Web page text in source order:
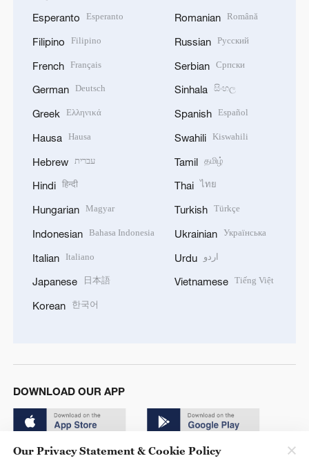
Esperanto Esperanto
Filipino Filipino
French Français
German Deutsch
Greek Ελληνικά
Hausa Hausa
Hebrew עברית
Hindi हिन्दी
Hungarian Magyar
Indonesian Bahasa Indonesia
Italian Italiano
Japanese 日本語
Korean 한국어
Romanian Română
Russian Русский
Serbian Српски
Sinhala සිංහල
Spanish Español
Swahili Kiswahili
Tamil தமிழ்
Thai ไทย
Turkish Türkçe
Ukrainian Українська
Urdu اردو
Vietnamese Tiếng Việt
DOWNLOAD OUR APP
Our Privacy Statement & Cookie Policy